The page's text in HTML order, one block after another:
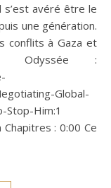
s’est avéré être le
une génération.
conflits à Gaza et
Odyssée :
Global-
Stop-Him:1
: 0:00 Ce